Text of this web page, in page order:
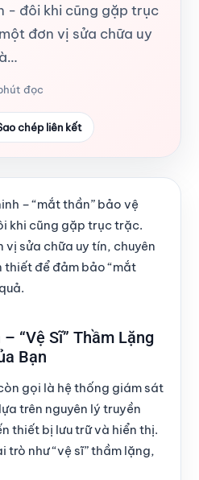
- đôi khi cũng gặp trục
đơn vị sửa chữa uy
đọc
chép liên kết
– “mắt thần” bảo vệ
khi cũng gặp trục trặc.
sửa chữa uy tín, chuyên
để đảm bảo “mắt
“Vệ Sĩ” Thầm Lặng
Bạn
gọi là hệ thống giám sát
trên nguyên lý truyền
thiết bị lưu trữ và hiển thị.
như “vệ sĩ” thầm lặng,